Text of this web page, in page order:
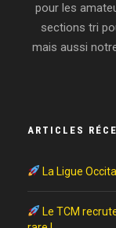
pour les
sections tri
mais aussi
ARTICLES
La Ligue
Le TCM